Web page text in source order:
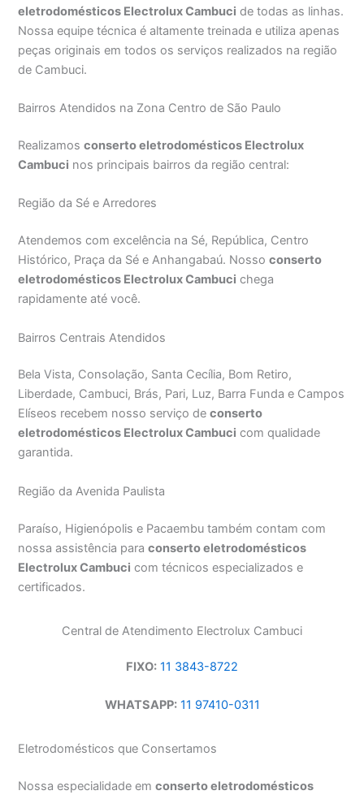
eletrodomésticos Electrolux Cambuci de todas as linhas.
Nossa equipe técnica é altamente treinada e utiliza apenas
peças originais em todos os serviços realizados na região
de Cambuci.
Bairros Atendidos na Zona Centro de São Paulo
Realizamosconserto eletrodomésticos Electrolux
Cambuci nos principais bairros da região central:
Região da Sé e Arredores
Atendemos com excelência na Sé, República, Centro
Histórico, Praça da Sé e Anhangabaú. Nossoconserto
eletrodomésticos Electrolux Cambuci chega
rapidamente até você.
Bairros Centrais Atendidos
Bela Vista, Consolação, Santa Cecília, Bom Retiro,
Liberdade, Cambuci, Brás, Pari, Luz, Barra Funda e Campos
Elíseos recebem nosso serviço deconserto
eletrodomésticos Electrolux Cambuci com qualidade
garantida.
Região da Avenida Paulista
Paraíso, Higienópolis e Pacaembu também contam com
nossa assistência paraconserto eletrodomésticos
Electrolux Cambuci com técnicos especializados e
certificados.
Central de Atendimento Electrolux Cambuci
FIXO: 11 3843-8722
WHATSAPP: 11 97410-0311
Eletrodomésticos que Consertamos
Nossa especialidade emconserto eletrodomésticos